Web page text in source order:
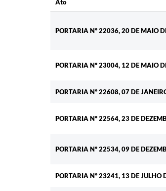
Ato
PORTARIA Nº 22036, 20 DE MAIO
PORTARIA Nº 23004, 12 DE MAIO
PORTARIA Nº 22608, 07 DE
PORTARIA Nº 22564, 23 DE
PORTARIA Nº 22534, 09 DE
PORTARIA Nº 23241, 13 DE JULHO